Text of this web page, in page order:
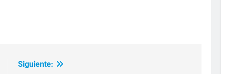
Siguiente: